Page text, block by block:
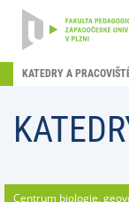
KATEDRY A
Centrum biologie,